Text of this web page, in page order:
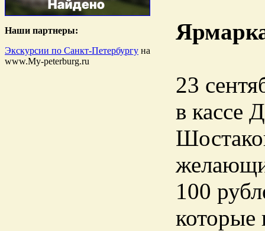
Наши партнеры:
Экскурсии по Санкт-Петербургу на
www.My-peterburg.ru
23
в кассе
100
которые